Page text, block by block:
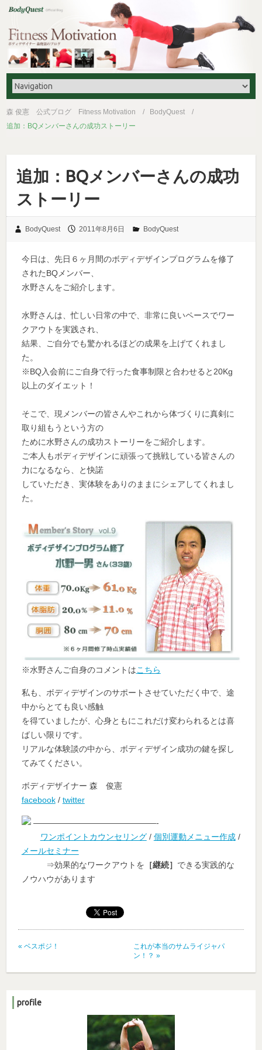
森 俊憲 公式ブログ Fitness Motivation
BodyQuest
追加：BQメンバーさんの成功ストーリー
追加：BQメンバーさんの成功
ストーリー
BodyQuest 2011年8月6日 BodyQuest
今日は、先日６ヶ月間のボディデザインプログラムを修了
されたBQメンバー、
水野さんをご紹介します。
水野さんは、忙しい日常の中で、非常に良いペースでワー
クアウトを実践され、
結果、ご自分でも驚かれるほどの成果を上げてくれまし
た。
※BQ入会前にご自身で行った食事制限と合わせると20Kg
以上のダイエット！
そこで、現メンバーの皆さんやこれから体づくりに真剣に
取り組もうという方の
ために水野さんの成功ストーリーをご紹介します。
ご本人もボディデザインに頑張って挑戦している皆さんの
力になるなら、と快諾
していただき、実体験をありのままにシェアしてくれまし
た。
※水野さんご自身のコメントはこちら
私も、ボディデザインのサポートさせていただく中で、途
中からとても良い感触
を得ていましたが、心身ともにこれだけ変わられるとは喜
ばしい限りです。
リアルな体験談の中から、ボディデザイン成功の鍵を探し
てみてください。
ボディデザイナー 森 俊憲
facebook/ twitter
———————————————-
ワンポイントカウンセリング/ 個別運動メニュー作成/
メールセミナー
⇒効果的なワークアウトを ［継続］ できる実践的な
ノウハウがあります
« ベスポジ！
これが本当のサムライジャパ
ン！？ »
profile